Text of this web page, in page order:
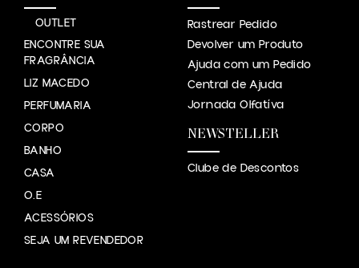
OUTLET
ENCONTRE SUA
FRAGRÂNCIA
LIZ MACEDO
PERFUMARIA
CORPO
BANHO
CASA
O.E
ACESSÓRIOS
SEJA UM REVENDEDOR
Rastrear Pedido
Devolver um Produto
Ajuda com um Pedido
Central de Ajuda
Jornada Olfatíva
NEWSTELLER
Clube de Descontos